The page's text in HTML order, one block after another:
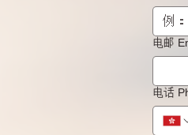
电邮
电话